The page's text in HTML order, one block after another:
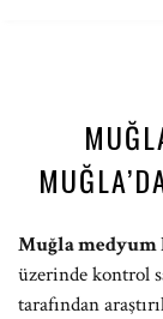
Muğla medyum
üzerinde kontrol
tarafından